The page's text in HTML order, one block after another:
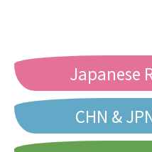
Japanese
CHN &